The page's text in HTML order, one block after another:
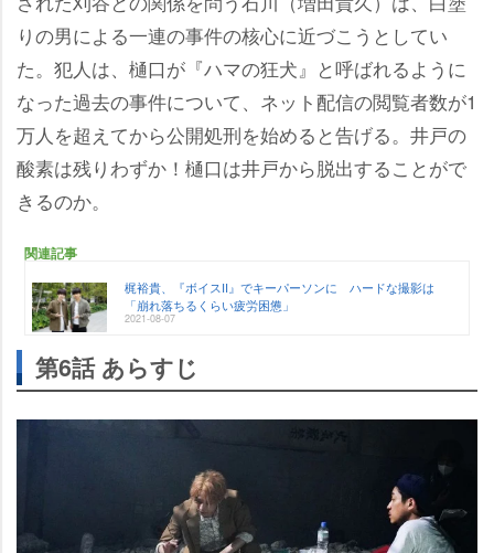
りの男による一連の事件の核心に近づこうとしてい
た。犯人は、樋口が『ハマの狂犬』と呼ばれるように
なった過去の事件について、ネット配信の閲覧者数が1
万人を超えてから公開処刑を始めると告げる。井戸の
酸素は残りわずか！樋口は井戸から脱出することがで
きるのか。
関連記事
梶裕貴、『ボイスII』でキーパーソンに ハードな撮影は
「崩れ落ちるくらい疲労困憊」
2021-08-07
第6話 あらすじ